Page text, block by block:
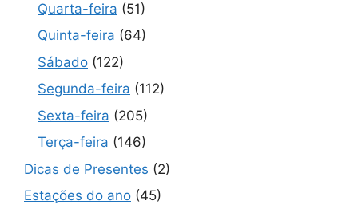
Quarta-feira (51)
Quinta-feira (64)
Sábado (122)
Segunda-feira (112)
Sexta-feira (205)
Terça-feira (146)
Dicas de Presentes (2)
Estações do ano (45)